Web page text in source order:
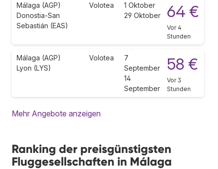
Málaga (AGP)
Donostia-San
Sebastián (EAS)
Volotea
1 Oktober
29 Oktober
64 €
Vor 4
Stunden
Málaga (AGP)
Lyon (LYS)
Volotea
7
September
14
September
58 €
Vor 3
Stunden
Mehr Angebote anzeigen
Ranking der preisgünstigsten
Fluggesellschaften in Málaga